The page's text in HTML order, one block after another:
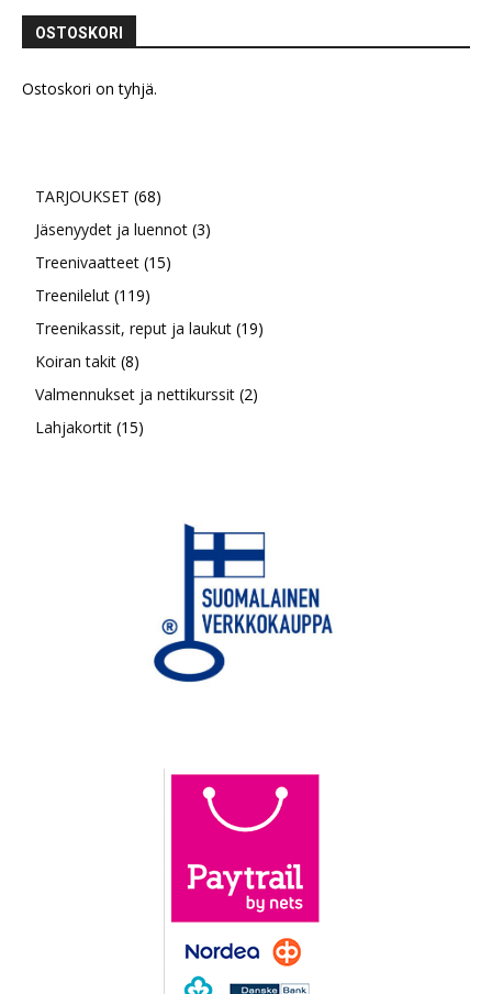
OSTOSKORI
Ostoskori on tyhjä.
TARJOUKSET 6868
tuotetta
Jäsenyydet ja luennot 33
Treenivaatteet 1515
Treenilelut 119119
tuotetta
Treenikassit, reput ja laukut 1919
Koiran takit 88
tuotetta
Valmennukset ja nettikurssit 22
Lahjakortit 1515